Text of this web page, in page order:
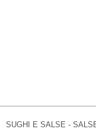
SUGHI E SALSE -